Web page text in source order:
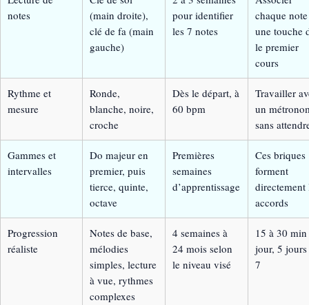
notes
(main droite),
clé de fa (main
gauche)
pour identifier
les 7 notes
chaque
une touche
le premier
cours
Rythme et
mesure
Ronde,
blanche, noire,
croche
Dès le départ, à
60 bpm
Travailler
un
sans
Gammes et
intervalles
Do majeur en
premier, puis
tierce, quinte,
octave
Premières
semaines
d’apprentissage
Ces briques
forment
directement
accords
Progression
réaliste
Notes de base,
mélodies
simples, lecture
à vue, rythmes
complexes
4 semaines à
24 mois selon
le niveau visé
15 à 30
jour, 5 jours
7